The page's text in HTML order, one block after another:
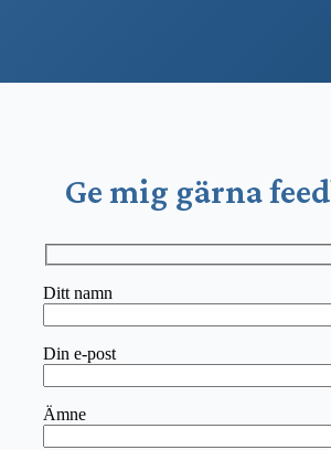
Ge mig gärna
Ditt namn
Din e-post
Ämne